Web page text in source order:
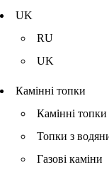
UK
RU
UK
Камінні топки
Камінні топки
Топки з
Газові каміни